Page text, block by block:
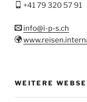
+41 79 320 57 91
info@i-p-s.ch
WEITERE